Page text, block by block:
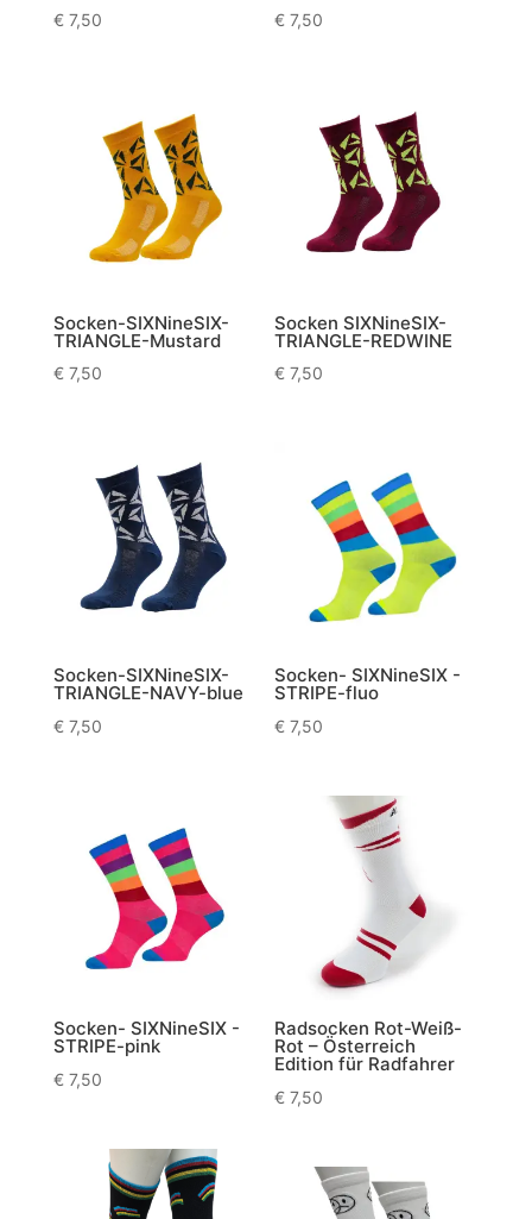
€7,50 € 7,50
Socken-SIXNineSIX-
TRIANGLE-Mustard
€7,50
Socken SIXNineSIX-
TRIANGLE-REDWINE
€ 7,50
Socken-SIXNineSIX-
TRIANGLE-NAVY-blue
€7,50
Socken- SIXNineSIX -
STRIPE-fluo
€ 7,50
Socken- SIXNineSIX -
STRIPE-pink
€7,50
Radsocken Rot-Weiß-
Rot – Österreich
Edition für Radfahrer
€ 7,50